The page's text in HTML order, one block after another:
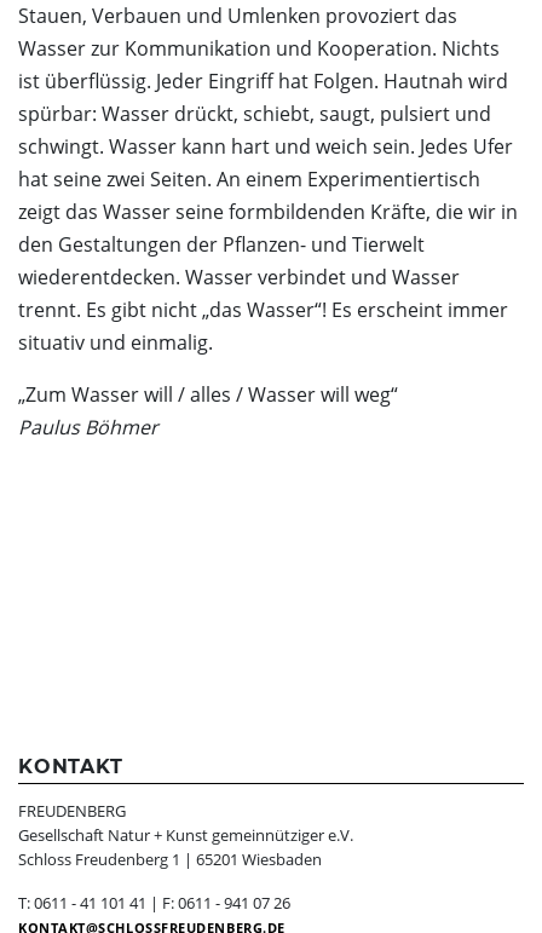
Stauen, Verbauen und Umlenken provoziert das
Wasser zur Kommunikation und Kooperation. Nichts
ist überflüssig. Jeder Eingriff hat Folgen. Hautnah wird
spürbar: Wasser drückt, schiebt, saugt, pulsiert und
schwingt. Wasser kann hart und weich sein. Jedes Ufer
hat seine zwei Seiten. An einem Experimentiertisch
zeigt das Wasser seine formbildenden Kräfte, die wir in
den Gestaltungen der Pflanzen- und Tierwelt
wiederentdecken. Wasser verbindet und Wasser
trennt. Es gibt nicht „das Wasser“! Es erscheint immer
situativ und einmalig.
„Zum Wasser will / alles / Wasser will weg“
Paulus Böhmer
KONTAKT
FREUDENBERG
Gesellschaft Natur + Kunst gemeinnütziger e.V.
Schloss Freudenberg 1 | 65201 Wiesbaden
T: 0611 - 41 101 41 | F: 0611 - 941 07 26
KONTAKT SCHLOSSFREUDENBERG.DE